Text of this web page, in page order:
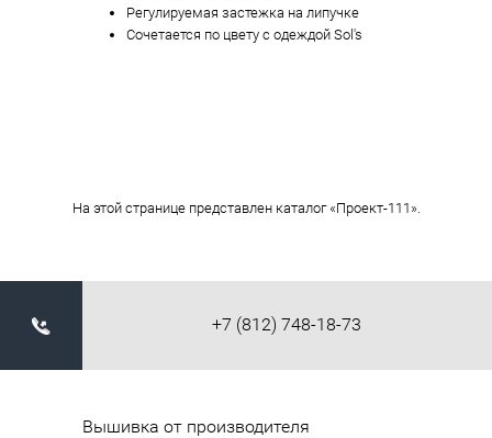
Регулируемая застежка на липучке
Сочетается по цвету с одеждой Sol's
На этой странице представлен каталог «Проект-111».
+7 (812) 748-18-73
Вышивка от производителя